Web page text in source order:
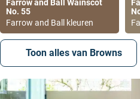
wanneer je meer van dit soort
Farrow and Ball Wainscot
No. 55
Farrow and Ball kleuren
Toon alles van Browns